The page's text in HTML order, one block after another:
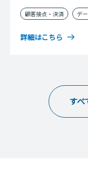
声」に着目すべき理
で、SDDX事業部 部
顧客接点・決済 デ
詳細はこちら
すべ